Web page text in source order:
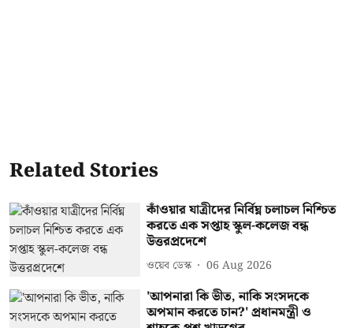
Related Stories
কাঁওয়ার যাত্রীদের নির্বিঘ্ন চলাচল নিশ্চিত
করতে এক সপ্তাহ স্কুল-কলেজ বন্ধ
উত্তরপ্রদেশে
ওয়েব ডেস্ক 06 Aug 2026
'আপনারা কি ভীত, নাকি সংসদকে
অপমান করতে চান?' প্রধানমন্ত্রী ও